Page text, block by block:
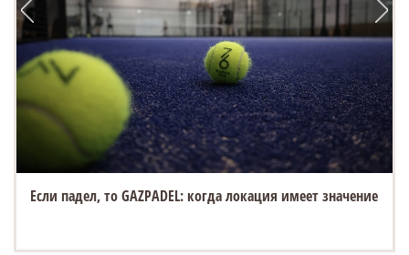
Если падел, то GAZPADEL: когда локация имеет значение